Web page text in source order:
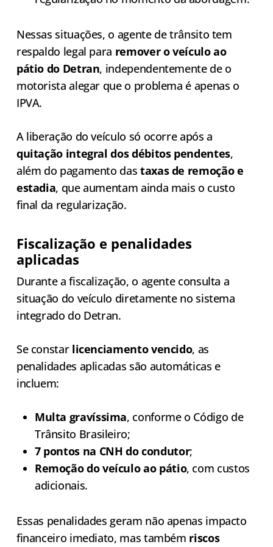
Nessas situações, o agente de trânsito tem
respaldo legal para remover o veículo ao
pátio do Detran, independentemente de o
motorista alegar que o problema é apenas o
IPVA.
A liberação do veículo só ocorre após a
quitação integral dos débitos pendentes,
além do pagamento das taxas de remoção e
estadia, que aumentam ainda mais o custo
final da regularização.
Fiscalização e penalidades
aplicadas
Durante a fiscalização, o agente consulta a
situação do veículo diretamente no sistema
integrado do Detran.
Se constar licenciamento vencido, as
penalidades aplicadas são automáticas e
incluem:
Multa gravíssima, conforme o Código de
Trânsito Brasileiro;
7 pontos na CNH do condutor;
Remoção do veículo ao pátio, com custos
adicionais.
Essas penalidades geram não apenas impacto
financeiro imediato, mas também riscos